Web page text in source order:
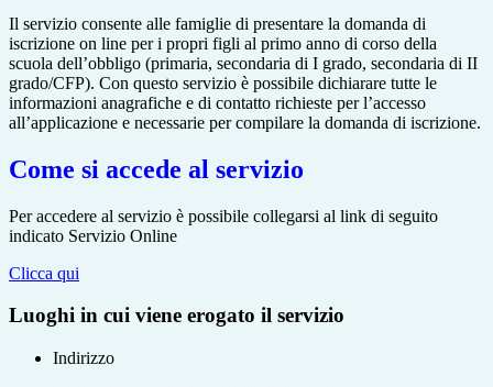
Il servizio consente alle famiglie di presentare la domanda di
iscrizione on line per i propri figli al primo anno di corso della
scuola dell’obbligo (primaria, secondaria di I grado, secondaria di II
grado/CFP). Con questo servizio è possibile dichiarare tutte le
informazioni anagrafiche e di contatto richieste per l’accesso
all’applicazione e necessarie per compilare la domanda di iscrizione.
Come si accede al servizio
Per accedere al servizio è possibile collegarsi al link di seguito
indicato Servizio Online
Clicca qui
Luoghi in cui viene erogato il servizio
Indirizzo